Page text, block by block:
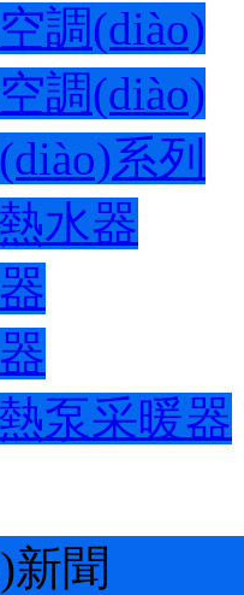
調(diào)
調(diào)
系列
水器
泵采暖器
新聞